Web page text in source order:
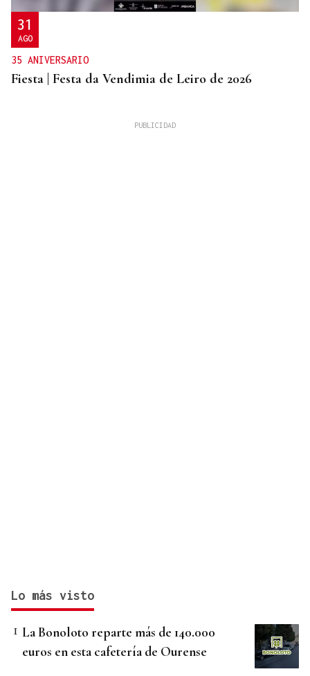
31
AGO
35 ANIVERSARIO
Fiesta | Festa da Vendimia de Leiro de 2026
Lo más visto
La Bonoloto reparte más de 140.000
euros en esta cafetería de Ourense